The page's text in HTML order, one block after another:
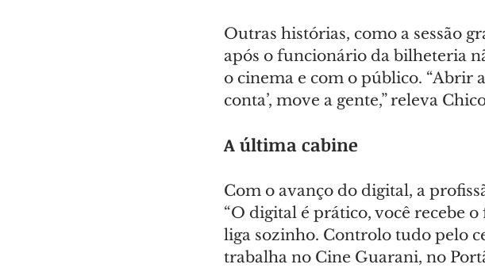
Outras histórias, como a sessão
após o funcionário da bilheteria
o cinema e com o público. “Abrir
conta’, move a gente,” releva
A última cabine
Com o avanço do digital, a
“O digital é prático, você recebe
liga sozinho. Controlo tudo pelo
trabalha no Cine Guarani, no